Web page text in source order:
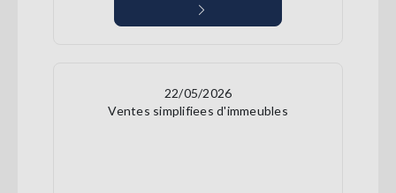
22/05/2026
Ventes simplifiees d'immeubles